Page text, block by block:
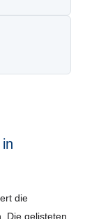
die
Die gelisteten